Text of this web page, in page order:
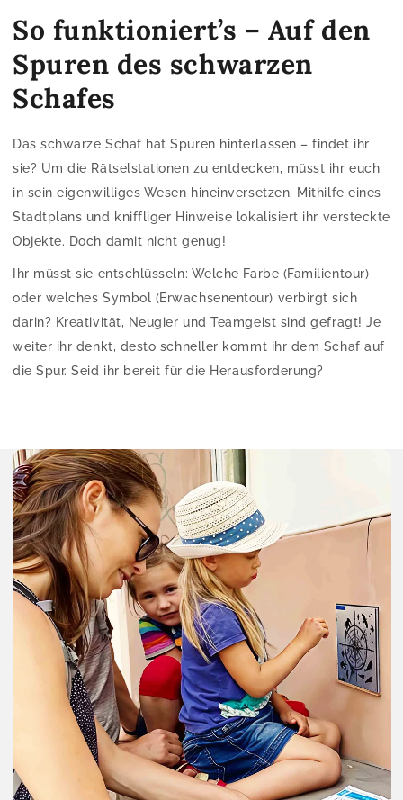
So funktioniert’s – Auf den
Spuren des schwarzen
Schafes
Das schwarze Schaf hat Spuren hinterlassen – findet ihr
sie? Um die Rätselstationen zu entdecken, müsst ihr euch
in sein eigenwilliges Wesen hineinversetzen. Mithilfe eines
Stadtplans und kniffliger Hinweise lokalisiert ihr versteckte
Objekte. Doch damit nicht genug!
Ihr müsst sie entschlüsseln: Welche Farbe (Familientour)
oder welches Symbol (Erwachsenentour) verbirgt sich
darin? Kreativität, Neugier und Teamgeist sind gefragt! Je
weiter ihr denkt, desto schneller kommt ihr dem Schaf auf
die Spur. Seid ihr bereit für die Herausforderung?